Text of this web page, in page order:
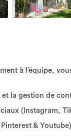
à l’équipe,
et la gestion de
(Instagram,
Pinterest &